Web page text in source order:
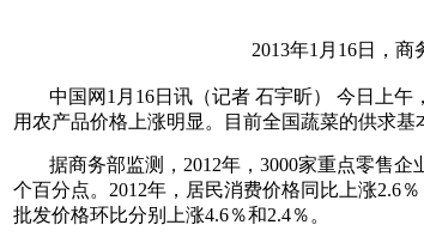
2013年1月16日，
中国网1月16日讯（记者 石宇昕） 今日上
用农产品价格上涨明显。目前全国蔬菜的供求基
据商务部监测，2012年，3000家重点零售
个百分点。2012年，居民消费价格同比上涨2.6
批发价格环比分别上涨4.6％和2.4％。